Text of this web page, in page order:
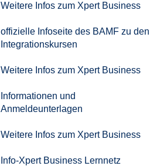
Weitere Infos zum Xpert Business
offizielle Infoseite des BAMF zu den
Integrationskursen
Weitere Infos zum Xpert Business
Informationen und
Anmeldeunterlagen
Weitere Infos zum Xpert Business
Info-Xpert Business Lernnetz